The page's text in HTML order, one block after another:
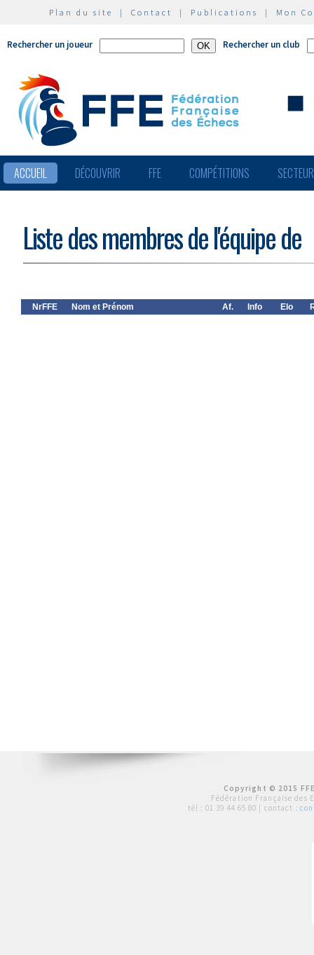
Plan du site | Contact | Publications | Mon
Rechercher un joueur Rechercher un club
ACCUEIL DÉCOUVRIR FFE COMPÉTITIONS
Liste des membres de l'équipe de
NrFFE Nom et Prénom Af. Info Elo
Copyright © 2015
Fédération Française des
tél : 01 39 44 65 80 | contact :